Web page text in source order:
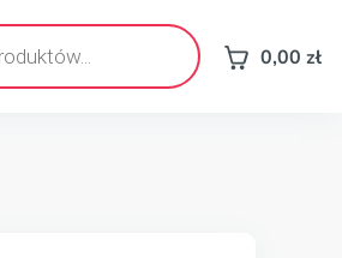
0,00 zł